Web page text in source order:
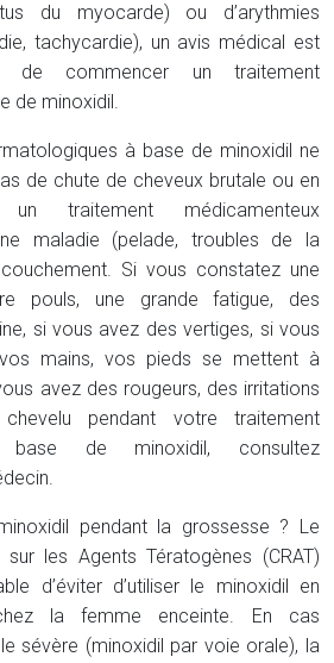
du myocarde) ou d’arythmies
tachycardie), un avis médical est
de commencer un traitement
de minoxidil.
à base de minoxidil ne
de chute de cheveux brutale ou en
traitement médicamenteux
maladie (pelade, troubles de la
Si vous constatez une
pouls, une grande fatigue, des
si vous avez des vertiges, si vous
mains, vos pieds se mettent à
avez des rougeurs, des irritations
pendant votre traitement
base de minoxidil, consultez
pendant la grossesse ? Le
les Agents Tératogènes (CRAT)
d’éviter d’utiliser le minoxidil en
la femme enceinte. En cas
sévère (minoxidil par voie orale), la